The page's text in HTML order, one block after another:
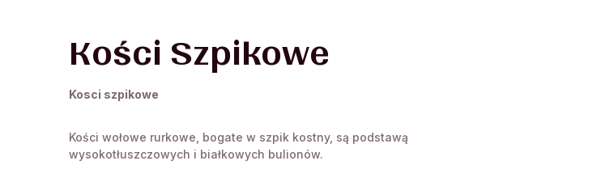
Kości Szpikowe
Kosci szpikowe
Kości wołowe rurkowe, bogate w szpik kostny, są podstawą
wysokotłuszczowych i białkowych bulionów.